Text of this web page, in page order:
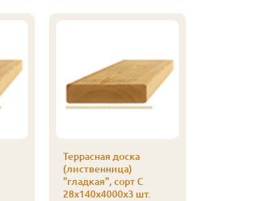
Террасная доска
(лиственница)
"гладкая", сорт С
28х140х4000х3 шт.